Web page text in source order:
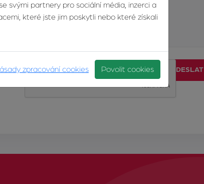
ODESLAT
svými partnery pro sociální média, inzerci a
které jste jim poskytli nebo které získali
zpracování cookies Povolit cookies